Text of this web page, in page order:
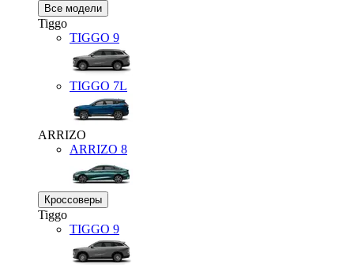
Все модели
Tiggo
TIGGO 9
TIGGO 7L
ARRIZO
ARRIZO 8
Кроссоверы
Tiggo
TIGGO 9